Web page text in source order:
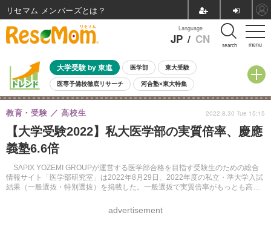
menu
Language
JP / CN search
大学受験 by 東進 医学部 東大受験
医専予備校徹底リサーチ 河合塾×東大特集
親子で考える大学選び 高校受験 中学受験 小学校受験
共通テスト 夏休み
8月開催イベント・WS 全国公立高校 過去問 人気記事
自由研究教材（小学生向け）
【大学受験2022】私大医学部の実質倍率、慶應
義塾6.6倍
SAPIX YOZEMI GROUPが運営する医学部合格を目指す受験生のための総合
情報サイト「医学部研究室」は2022年8月29日、2022年度の私立・準大学入試
結果（一般選抜・特別選抜）を掲載した。一般選抜で実質倍率がもっとも高か
教育・受験 高校生
advertisement
2022.8.30 Tue 15:15
リセマム メンバーズ